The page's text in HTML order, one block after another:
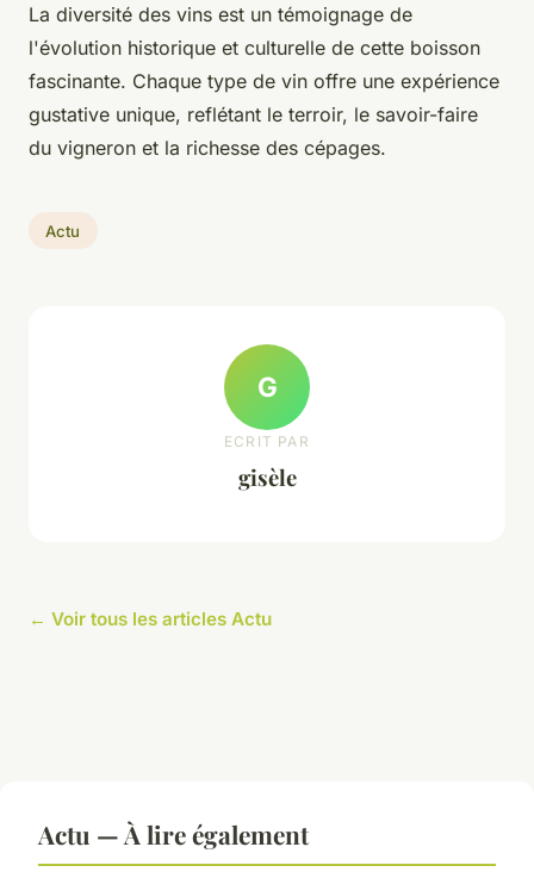
La diversité des vins est un témoignage de
l'évolution historique et culturelle de cette boisson
fascinante. Chaque type de vin offre une expérience
gustative unique, reflétant le terroir, le savoir-faire
du vigneron et la richesse des cépages.
Actu
G
ECRIT PAR
gisèle
← Voir tous les articles Actu
Actu — À lire également